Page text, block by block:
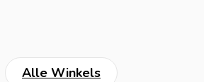
Alle Winkels